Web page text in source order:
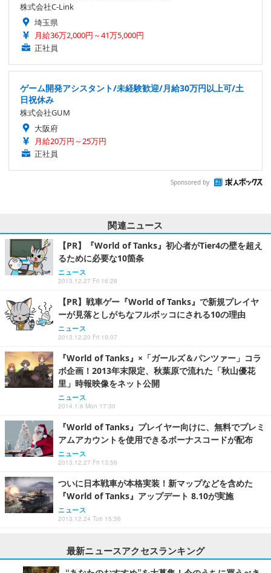
株式会社C-Link
埼玉県
月給36万2,000円～41万5,000円
正社員
ゲーム開発アシスタント/未経験歓迎/月給30万円以上可/土
日祝休み
株式会社GUM
大阪府
月給20万円～25万円
正社員
Sponsored by
関連ニュース
【PR】『World of Tanks』初心者がTier4の壁を超え
るために必要な10箇条
ニュース
2013.12.27 Fri 16:28
【PR】戦車ゲー『World of Tanks』で新規プレイヤ
ーが見落としがちなフルボッコにされる10の理由
ニュース
2013.12.20 Fri 19:07
『World of Tanks』×「ガールズ＆パンツァー」コラ
ボ企画！2013年末限定、秋葉原で流れた「秋山優花
里」時報映像をネット公開
ニュース
2014.1.6 Mon 17:30
『World of Tanks』プレイヤー向けに、無料でプレミ
アムアカウントを使用できるボーナスコードが配布
ニュース
2013.12.27 Fri 13:56
ついに日本戦車が本格実装！新マップなどを含めた
『World of Tanks』アップデート 8.10が実施
ニュース
2013.12.24 Tue 15:56
最新ニュースアクセスランキング